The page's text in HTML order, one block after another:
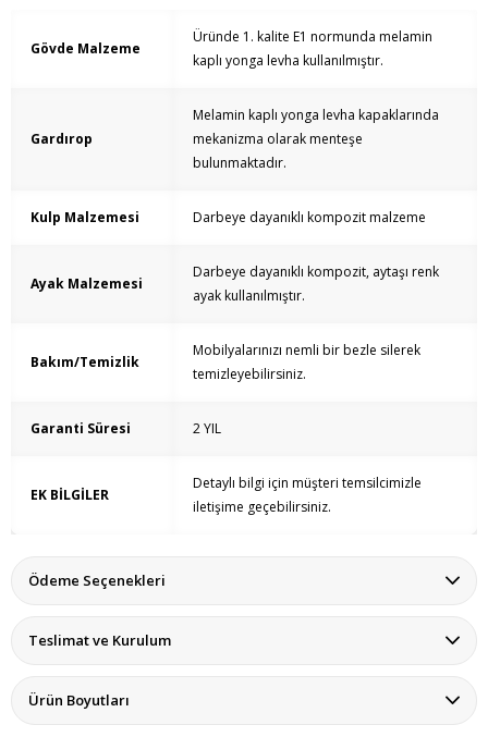
Gövde Malzeme
Üründe 1. kalite E1 normunda melamin
kaplı yonga levha kullanılmıştır.
Gardırop
Melamin kaplı yonga levha kapaklarında
mekanizma olarak menteşe
bulunmaktadır.
Kulp Malzemesi Darbeye dayanıklı kompozit malzeme
Ayak Malzemesi
Darbeye dayanıklı kompozit, aytaşı renk
ayak kullanılmıştır.
Bakım/Temizlik
Mobilyalarınızı nemli bir bezle silerek
temizleyebilirsiniz.
Garanti Süresi 2 YIL
EK BİLGİLER
Detaylı bilgi için müşteri temsilcimizle
iletişime geçebilirsiniz.
Ödeme Seçenekleri
Teslimat ve Kurulum
Ürün Boyutları